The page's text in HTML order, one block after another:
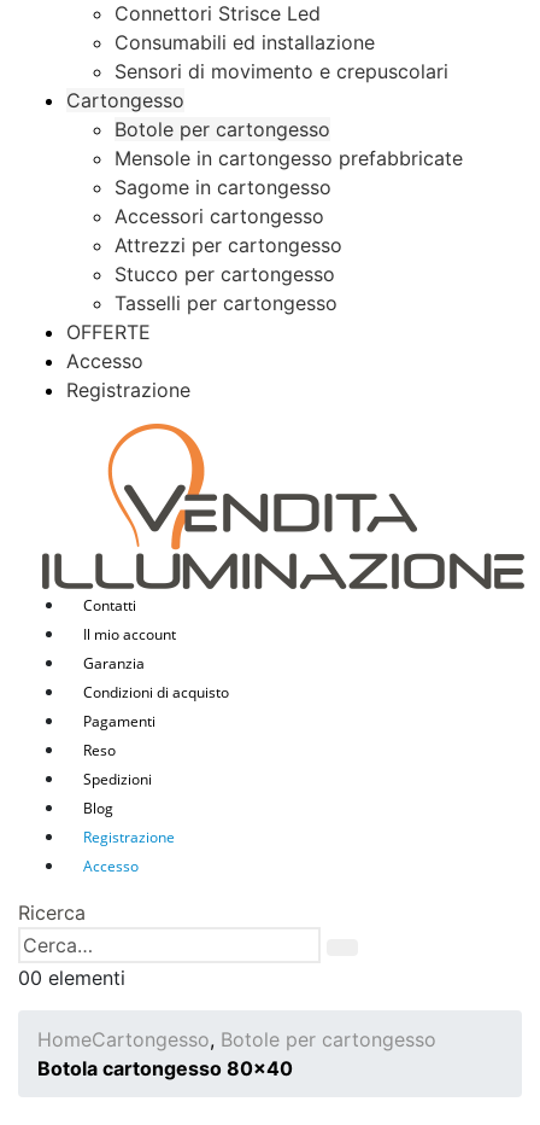
Connettori Strisce Led
Consumabili ed installazione
Sensori di movimento e crepuscolari
Cartongesso
Botole per cartongesso
Mensole in cartongesso prefabbricate
Sagome in cartongesso
Accessori cartongesso
Attrezzi per cartongesso
Stucco per cartongesso
Tasselli per cartongesso
OFFERTE
Accesso
Registrazione
Contatti
Il mio account
Garanzia
Condizioni di acquisto
Pagamenti
Reso
Spedizioni
Blog
Registrazione
Accesso
Ricerca
00 elementi
HomeCartongesso, Botole per cartongesso
Botola cartongesso 80×40